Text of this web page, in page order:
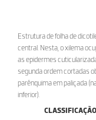
Estrutura de folha de
central. Nesta, o xilema
as epidermes
segunda ordem cortadas
parênquima em paliçada
inferior).
CLASSIFICAÇÃO